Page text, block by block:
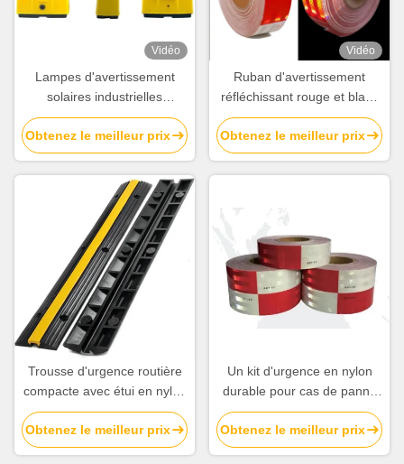
Vidéo
Lampes d'avertissement
solaires industrielles
étanches à l'eau 2 côtés
Plus de 1500 m portée
visuelle 5.5 V 0.3W Panneau
solaire
Obtenez le meilleur prix
Vidéo
Ruban d'avertissement
réfléchissant rouge et blanc
de haute qualité pour
camions, remorques,
véhicules lourds et longs
Obtenez le meilleur prix
Trousse d'urgence routière
compacte avec étui en nylon
durable
Obtenez le meilleur prix
Un kit d'urgence en nylon
durable pour cas de panne
de voiture
Obtenez le meilleur prix